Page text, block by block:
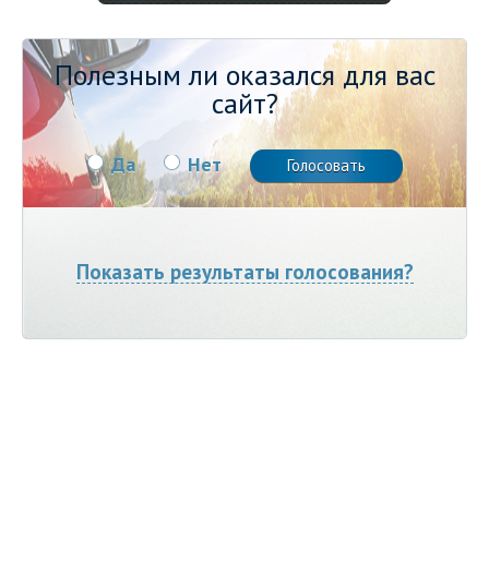
Полезным ли оказался для вас
сайт?
Да Нет
Показать результаты голосования?